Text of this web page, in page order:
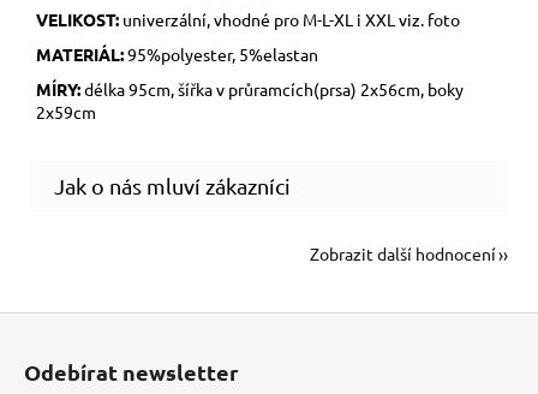
VELIKOST: univerzální, vhodné pro M-L-XL i XXL viz. foto
MATERIÁL:95%polyester, 5%elastan
MÍRY:délka 95cm, šířka v průramcích(prsa) 2x56cm, boky
2x59cm
Zobrazit další hodnocení
Odebírat newsletter